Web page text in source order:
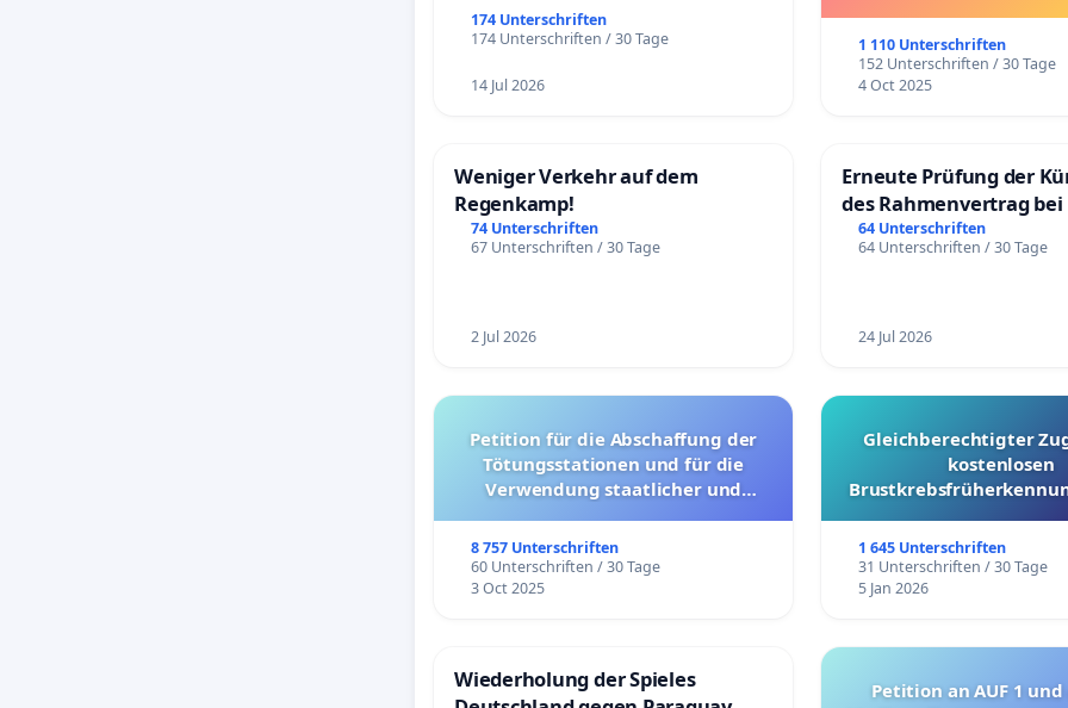
174 Unterschriften
174 Unterschriften / 30 Tage
14 Jul 2026
1 110 Unterschriften
152 Unterschriften / 30 Tage
4 Oct 2025
Weniger Verkehr auf dem
Regenkamp!
74 Unterschriften
67 Unterschriften / 30 Tage
2 Jul 2026
Erneute Prüfung der
des Rahmenvertrag bei
Fahrwegdienste Gmbh
64 Unterschriften
64 Unterschriften / 30 Tage
24 Jul 2026
Petition für die Abschaffung der
Tötungsstationen und für die
Verwendung staatlicher und
8 757 Unterschriften
60 Unterschriften / 30 Tage
3 Oct 2025
Gleichberechtigter
kostenlosen
1 645 Unterschriften
31 Unterschriften / 30 Tage
5 Jan 2026
Wiederholung der Spieles
Petition an AUF 1